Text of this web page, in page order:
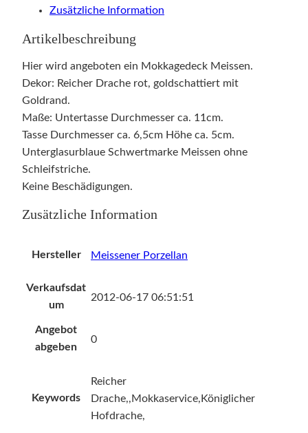
Zusätzliche Information
Artikelbeschreibung
Hier wird angeboten ein Mokkagedeck Meissen.
Dekor: Reicher Drache rot, goldschattiert mit
Goldrand.
Maße: Untertasse Durchmesser ca. 11cm.
Tasse Durchmesser ca. 6,5cm Höhe ca. 5cm.
Unterglasurblaue Schwertmarke Meissen ohne
Schleifstriche.
Keine Beschädigungen.
Zusätzliche Information
Hersteller Meissener Porzellan
Verkaufsdat
um
2012-06-17 06:51:51
Angebot
abgeben
0
Keywords
Reicher
Drache,,Mokkaservice,Königlicher
Hofdrache,